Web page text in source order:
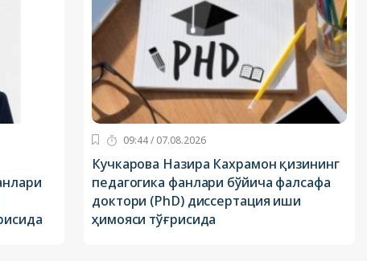
09:44 / 07.08.2026
Кучкарова Назира Кахрамон қизининг
педагогика фанлари бўйича фалсафа
доктори (PhD) диссертация иши
ҳимояси тўғрисида